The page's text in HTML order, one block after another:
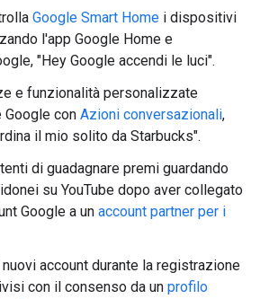
Google Smart Home i dispositivi
l'app Google Home e
"Hey Google accendi le luci".
e funzionalità personalizzate
con Azioni conversazionali,
il mio solito da Starbucks".
di guadagnare premi guardando
su YouTube dopo aver collegato
Google a un account partner per i
account durante la registrazione
con il consenso da un profilo